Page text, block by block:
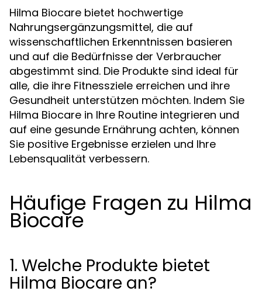
Hilma Biocare bietet hochwertige
Nahrungsergänzungsmittel, die auf
wissenschaftlichen Erkenntnissen basieren
und auf die Bedürfnisse der Verbraucher
abgestimmt sind. Die Produkte sind ideal für
alle, die ihre Fitnessziele erreichen und ihre
Gesundheit unterstützen möchten. Indem Sie
Hilma Biocare in Ihre Routine integrieren und
auf eine gesunde Ernährung achten, können
Sie positive Ergebnisse erzielen und Ihre
Lebensqualität verbessern.
Häufige Fragen zu Hilma
Biocare
1. Welche Produkte bietet
Hilma Biocare an?